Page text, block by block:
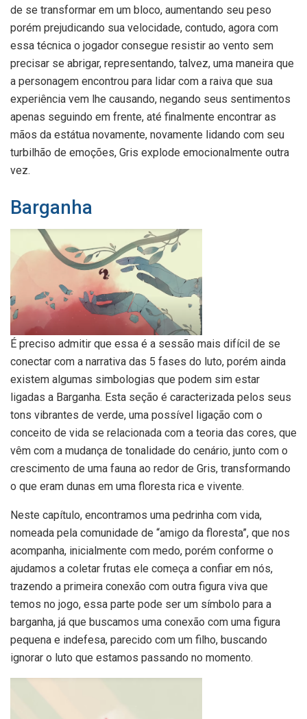
de se transformar em um bloco, aumentando seu peso
porém prejudicando sua velocidade, contudo, agora com
essa técnica o jogador consegue resistir ao vento sem
precisar se abrigar, representando, talvez, uma maneira que
a personagem encontrou para lidar com a raiva que sua
experiência vem lhe causando, negando seus sentimentos
apenas seguindo em frente, até finalmente encontrar as
mãos da estátua novamente, novamente lidando com seu
turbilhão de emoções, Gris explode emocionalmente outra
vez.
Barganha
É preciso admitir que essa é a sessão mais difícil de se
conectar com a narrativa das 5 fases do luto, porém ainda
existem algumas simbologias que podem sim estar
ligadas a Barganha. Esta seção é caracterizada pelos seus
tons vibrantes de verde, uma possível ligação com o
conceito de vida se relacionada com a teoria das cores, que
vêm com a mudança de tonalidade do cenário, junto com o
crescimento de uma fauna ao redor de Gris, transformando
o que eram dunas em uma floresta rica e vivente.
Neste capítulo, encontramos uma pedrinha com vida,
nomeada pela comunidade de “amigo da floresta”, que nos
acompanha, inicialmente com medo, porém conforme o
ajudamos a coletar frutas ele começa a confiar em nós,
trazendo a primeira conexão com outra figura viva que
temos no jogo, essa parte pode ser um símbolo para a
barganha, já que buscamos uma conexão com uma figura
pequena e indefesa, parecido com um filho, buscando
ignorar o luto que estamos passando no momento.